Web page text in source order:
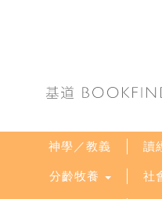
神學／教義 讀
分齡牧養 社